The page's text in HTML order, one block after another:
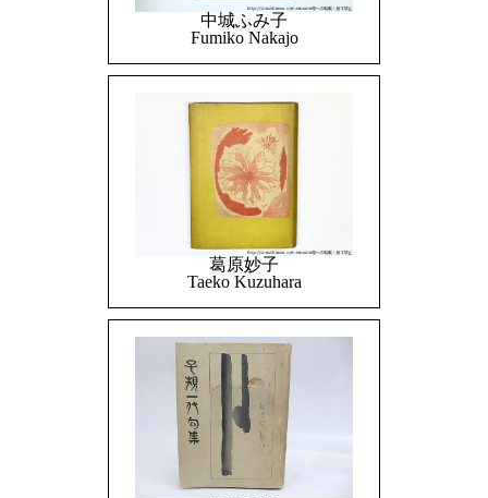
中城ふみ子
Fumiko Nakajo
葛原妙子
Taeko Kuzuhara